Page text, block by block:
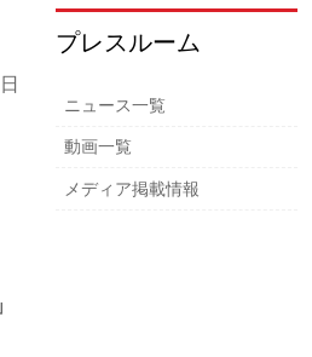
プレスルーム
ニュース一覧
動画一覧
メディア掲載情報